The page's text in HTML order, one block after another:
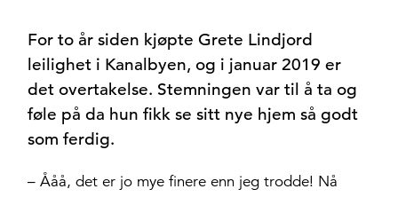
For to år siden kjøpte Grete Lindjord
leilighet i Kanalbyen, og i januar 2019 er
det overtakelse. Stemningen var til å ta og
føle på da hun fikk se sitt nye hjem så godt
som ferdig.
– Ååå, det er jo mye finere enn jeg trodde! Nå